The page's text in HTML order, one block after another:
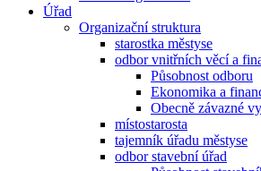
Úřad
Organizační struktura
starostka městyse
odbor vnitřních věcí a
Působnost odboru
Ekonomika a
Obecně závazné
místostarosta
tajemník úřadu městyse
odbor stavební úřad